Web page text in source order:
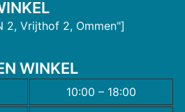
2, Vrijthof 2, Ommen"]
WINKEL
10:00 – 18:00